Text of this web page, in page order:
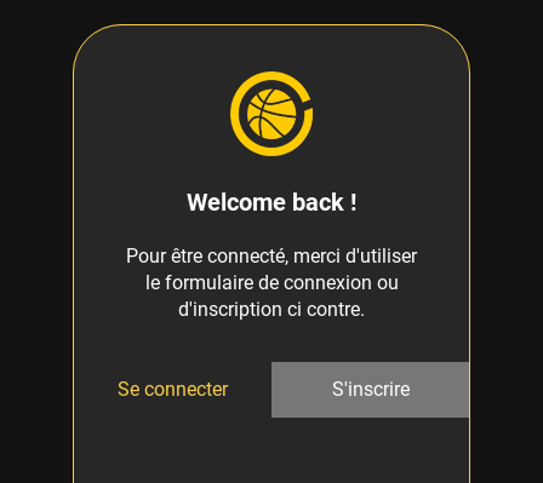
Welcome back !
Pour être connecté, merci d'utiliser
le formulaire de connexion ou
d'inscription ci contre.
Se connecter S'inscrire